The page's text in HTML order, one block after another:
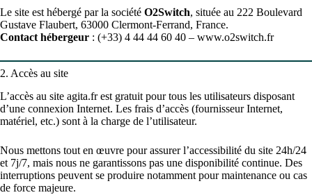
Le site est hébergé par la société O2Switch, située au 222 Boulevard
Gustave Flaubert, 63000 Clermont-Ferrand, France.
Contact hébergeur : (+33) 4 44 44 60 40 – www.o2switch.fr
2. Accès au site
L’accès au site agita.fr est gratuit pour tous les utilisateurs disposant
d’une connexion Internet. Les frais d’accès (fournisseur Internet,
matériel, etc.) sont à la charge de l’utilisateur.
Nous mettons tout en œuvre pour assurer l’accessibilité du site 24h/24
et 7j/7, mais nous ne garantissons pas une disponibilité continue. Des
interruptions peuvent se produire notamment pour maintenance ou cas
de force majeure.